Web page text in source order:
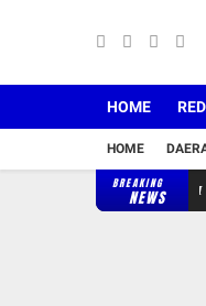
HOME
HOME
BREAKING
NEWS
MENGAMBIL LANGKAH